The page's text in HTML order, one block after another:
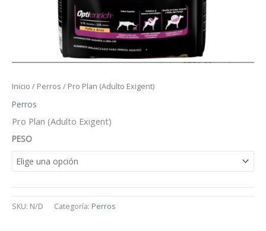
Inicio / Perros / Pro Plan (Adulto Exigent)
Perros
Pro Plan (Adulto Exigent)
PESO
SKU: N/D Categoría: Perros